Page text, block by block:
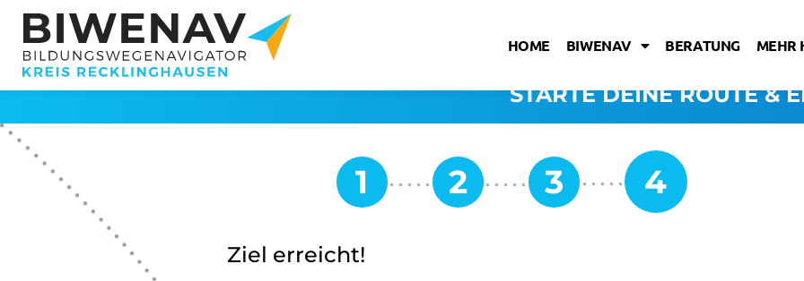
HOME BIWENAV BERATUNG MEHR
STARTE DEINE ROUTE &
Ziel erreicht!